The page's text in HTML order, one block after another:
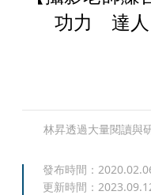
功力 達人
林昇透過大量閱讀與
發布時間：
更新時間：